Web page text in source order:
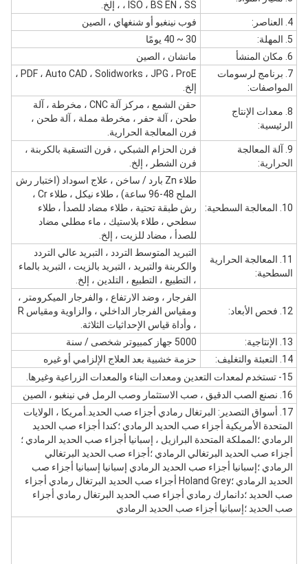
، ISO ، BS EN ، SS ، إلخ.
4. العناصر:
فوب نينغبو أو شنغهاي ، الصين
5. المهلة:
30 ~ 40 يومًا
6. مكان المنشأ
مانشان ، الصين
7. برنامج لرسومات
المواصفات:
PDF ، Auto CAD ، Solidworks ، JPG ، ProE ،
إلخ.
8. معدات الإنتاج
الرئيسية:
حقن الشمع ، مركز آلة CNC ، مخرطة ، آلة
طحن ، آلة حفر ، مخرطة مملة ، آلة طحن ،
فرن المعالجة الحرارية.
9. آلة المعالجة
الحرارية:
فرن الحزام الشبكي ، فرن التسقية بالكربنة ،
فرن الشطر ، إلخ.
10. المعالجة السطحية:
طلاء Zn بارد / ساخن ، علاج اسوداد (اختبار رش
الملح 48-96 ساعة) ، طلاء نيكل ، طلاء Cr ،
رش طبقة تحتية ، طلاء مضاد للصدأ ، طلاء
سطحي ، طلاء بلاستيك ، ماء مطلي مضاد
للصدأ ، مضاد للزيت ، إلخ.
11. المعالجة الحرارية
السطحية:
التبريد المتوسط ​​التردد ، التبريد عالي التردد
والكربنة والتبريد ، التبريد بالزيت ، التبريد بالماء
، التطبيع ، التطبيع ، التلدين ، إلخ.
12. فحص الأبعاد:
الفرجار ، وضد الارتفاع ، والفرجار الميكرومتر ،
ومقياس الفرجار الداخلي ، والزاوية ومقياس R
، وأداة قياس الإحداثيات الثلاثة.
13. الإنتاجية:
5000 جهاز كمبيوتر شخصى / سنة
14. التعبئة والتغليف:
حزمة خشبية بعد العلاج الإلزامي أو غيره
15- تستخدم لمعدات التعدين ومعدات البناء والمعدات الزراعية وغيرها.
16. نصنع الصب الدقيق ، صب الاستثمار وصب الرمل في نينغبو ، الصين
17. أسواق التصدير: البرتغال رمادي أجزاء صب الحديد.أمريكا ، الولايات
المتحدة الأمريكية أجزاء صب الحديد الرمادي ؛كندا أجزاء صب الحديد
الرمادي ؛المملكة المتحدة البرازيل ، إسبانيا أجزاء صب الحديد الرمادي ؛
أجزاء صب الحديد البرتغالي الرمادي ؛أجزاء صب الحديد البرتغالي
الرمادي ؛إسبانيا أجزاء صب الحديد الرمادي إسبانيا إسبانيا أجزاء صب
الحديد الرمادي ؛Holand Grey أجزاء صب الحديد البرتغال رمادي أجزاء
صب الحديد ؛دانمارك رمادي أجزاء صب الحديد البرتغال رمادي أجزاء
صب الحديد ؛إسبانيا أجزاء صب الحديد الرمادي